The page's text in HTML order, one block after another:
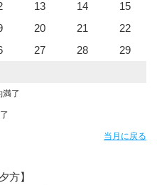
13 14
15
20 21
22
27 28
29
了
当月に戻る
方】